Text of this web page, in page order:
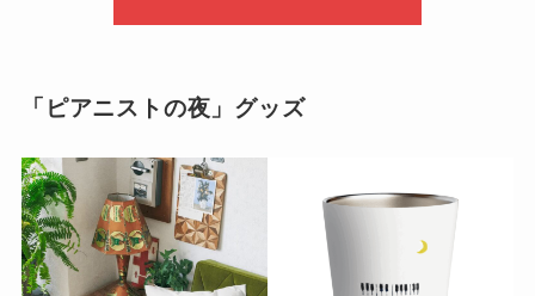
「ピアニストの夜」グッズ